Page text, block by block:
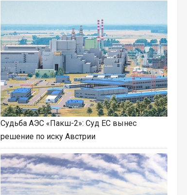
Судьба АЭС «Пакш-2»: Суд ЕС вынес
решение по иску Австрии